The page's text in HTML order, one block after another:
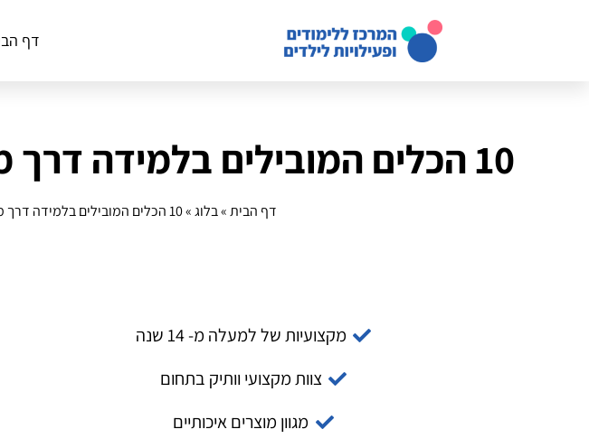
דף
10 הכלים המובילים בלמידה דרך משחק: מדריך למתחילים
דף הבית»בלוג»10 הכלים המובילים בלמידה דרך משחק: מדריך למתחילים
מקצועיות של למעלה מ- 14 שנה
צוות מקצועי וותיק בתחום
מגוון מוצרים איכותיים